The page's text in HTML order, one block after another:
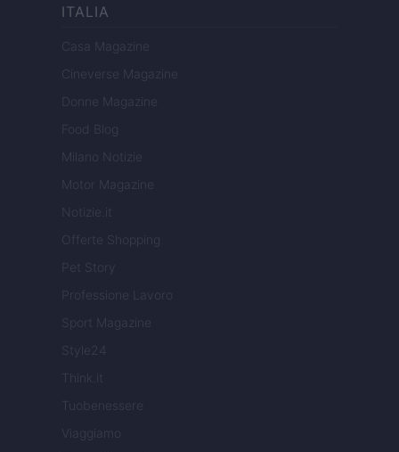
ITALIA
Casa Magazine
Cineverse Magazine
Donne Magazine
Food Blog
Milano Notizie
Motor Magazine
Notizie.it
Offerte Shopping
Pet Story
Professione Lavoro
Sport Magazine
Style24
Think.it
Tuobenessere
Viaggiamo